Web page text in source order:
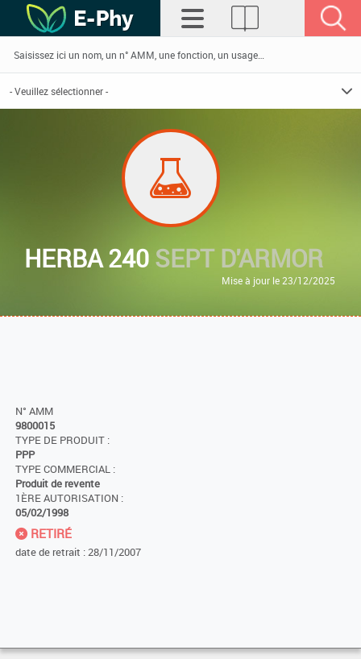
HERBA 240SEPT D'ARMOR
Mise à jour le 23/12/2025
N° AMM
9800015
TYPE DE PRODUIT :
PPP
TYPE COMMERCIAL :
Produit de revente
1ÈRE AUTORISATION :
05/02/1998
RETIRÉ
date de retrait : 28/11/2007